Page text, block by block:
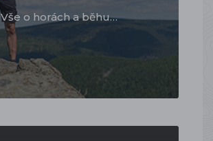
Vše o horách a běhu…